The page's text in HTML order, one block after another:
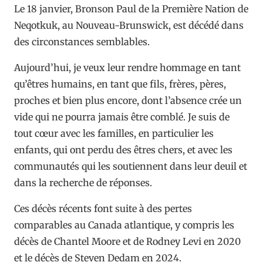
Le 18 janvier, Bronson Paul de la Première Nation de
Neqotkuk, au Nouveau-Brunswick, est décédé dans
des circonstances semblables.
Aujourd’hui, je veux leur rendre hommage en tant
qu’êtres humains, en tant que fils, frères, pères,
proches et bien plus encore, dont l’absence crée un
vide qui ne pourra jamais être comblé. Je suis de
tout cœur avec les familles, en particulier les
enfants, qui ont perdu des êtres chers, et avec les
communautés qui les soutiennent dans leur deuil et
dans la recherche de réponses.
Ces décès récents font suite à des pertes
comparables au Canada atlantique, y compris les
décès de Chantel Moore et de Rodney Levi en 2020
et le décès de Steven Dedam en 2024.